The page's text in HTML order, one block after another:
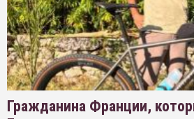
Гражданина Франции,